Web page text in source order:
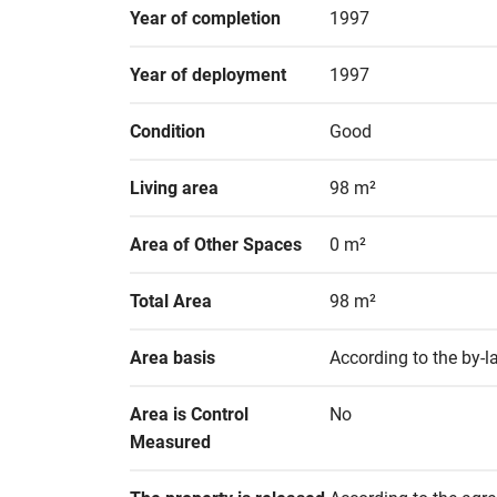
Year of completion 1997
Year of deployment 1997
Condition Good
Living area 98 m²
Area of Other Spaces 0 m²
Total Area 98 m²
Area basis According to the by-
Area is Control
Measured
No